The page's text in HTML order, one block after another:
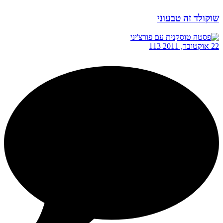
שוקולד זה טבעוני
22 אוקטובר, 2011 113